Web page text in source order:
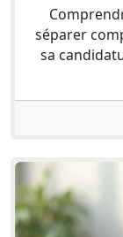
séparer
sa